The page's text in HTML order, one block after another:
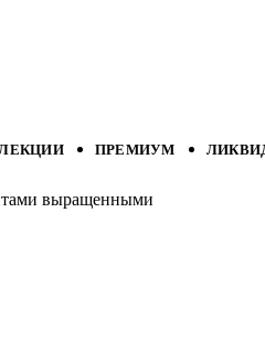
ПРЕМИУМ
выращенными